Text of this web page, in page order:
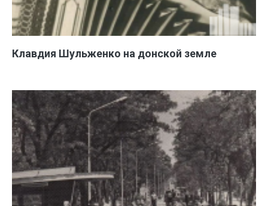
Клавдия Шульженко на донской земле